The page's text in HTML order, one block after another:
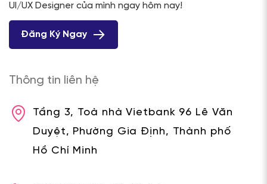
UI/UX Designer của mình ngay hôm nay!
Đăng Ký Ngay
Thông tin liên hệ
Tầng 3, Toà nhà Vietbank 96 Lê Văn
Duyệt, Phường Gia Định, Thành phố
Hồ Chí Minh